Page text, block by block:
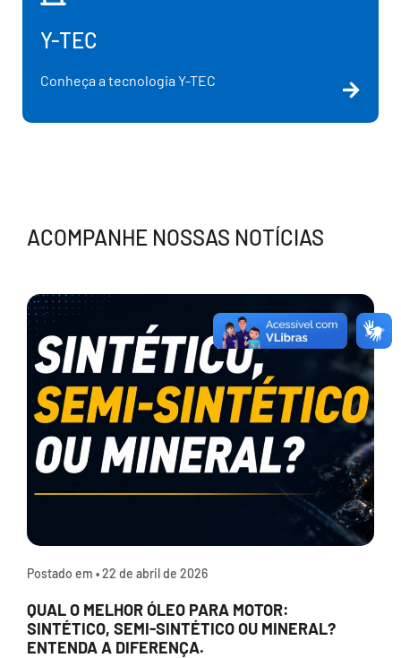
Y-TEC
Conheça a tecnologia Y-TEC
ACOMPANHE NOSSAS NOTÍCIAS
Postado em •22 de abril de 2026
QUAL O MELHOR ÓLEO PARA MOTOR:
SINTÉTICO, SEMI-SINTÉTICO OU MINERAL?
ENTENDA A DIFERENÇA.